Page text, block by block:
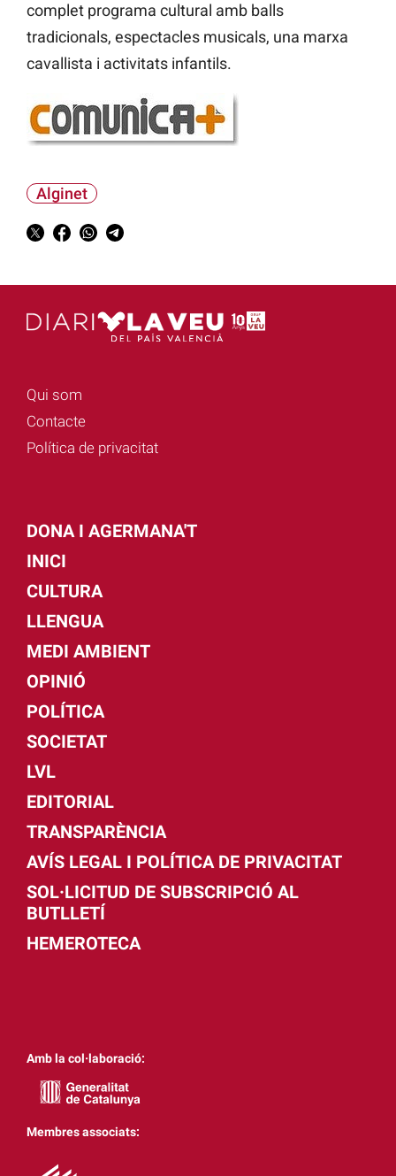
complet programa cultural amb balls
tradicionals, espectacles musicals, una marxa
cavallista i activitats infantils.
Alginet
Qui som
Contacte
Política de privacitat
DONA I AGERMANA'T
INICI
CULTURA
LLENGUA
MEDI AMBIENT
OPINIÓ
POLÍTICA
SOCIETAT
LVL
EDITORIAL
TRANSPARÈNCIA
AVÍS LEGAL I POLÍTICA DE PRIVACITAT
SOL·LICITUD DE SUBSCRIPCIÓ AL
BUTLLETÍ
HEMEROTECA
Amb la col·laboració:
Membres associats: